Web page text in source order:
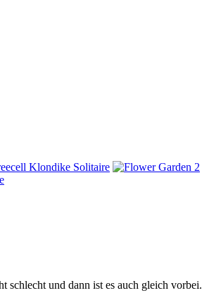
schlecht und dann ist es auch gleich vorbei.